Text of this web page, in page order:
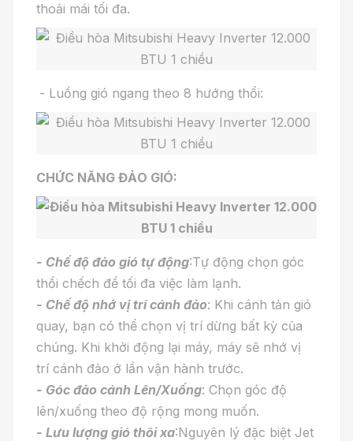
thoải mái tối đa.
- Luồng gió ngang theo 8 hướng thổi:
CHỨC NĂNG ĐẢO GIÓ:
- Chế độ đảo gió tự động:Tự động chọn góc
thổi chếch để tối đa việc làm lạnh.
- Chế độ nhớ vị trí cánh đảo: Khi cánh tản gió
quay, bạn có thể chọn vị trí dừng bất kỳ của
chúng. Khi khởi động lại máy, máy sẽ nhớ vị
trí cánh đảo ở lần vận hành trước.
- Góc đảo cánh Lên/Xuống: Chọn góc độ
lên/xuống theo độ rộng mong muốn.
- Lưu lượng gió thôi xa:Nguyên lý đặc biệt Jet